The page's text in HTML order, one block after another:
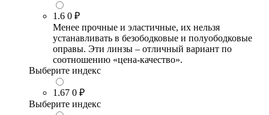
1.6 0 ₽
Менее прочные и эластичные, их нельзя
устанавливать в безободковые и полуободковые
оправы. Эти линзы – отличный вариант по
соотношению «цена-качество».
Выберите индекс
1.67 0 ₽
Выберите индекс